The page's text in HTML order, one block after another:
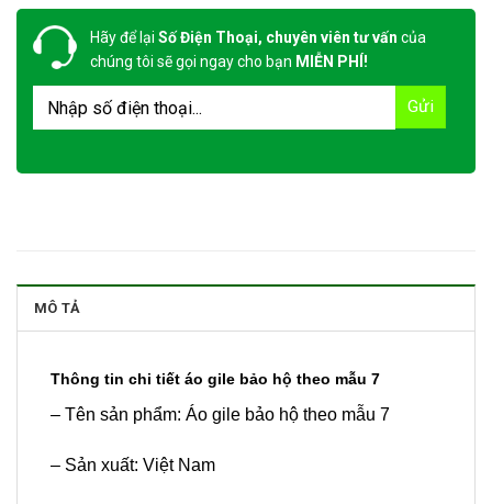
Hãy để lại Số Điện Thoại, chuyên viên tư vấn của
chúng tôi sẽ gọi ngay cho bạn MIỄN PHÍ!
MÔ TẢ
Thông tin chi tiết áo gile bảo hộ theo mẫu 7
– Tên sản phẩm: Áo gile bảo hộ theo mẫu 7
– Sản xuất: Việt Nam